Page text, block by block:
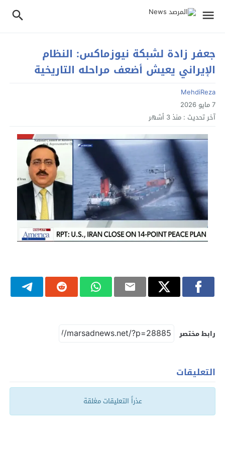
جعفر زادة لشبكة نيوزماكس: النظام
الإيراني يعيش أضعف مراحله التاريخية
MehdiReza
7 مايو 2026
آخر تحديث : منذ 3 أشهر
رابط مختصر
التعليقات
عذراً التعليقات مغلقة